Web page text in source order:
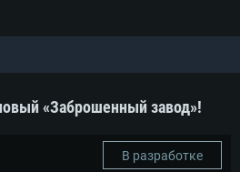
«Заброшенный завод»!
В разработке